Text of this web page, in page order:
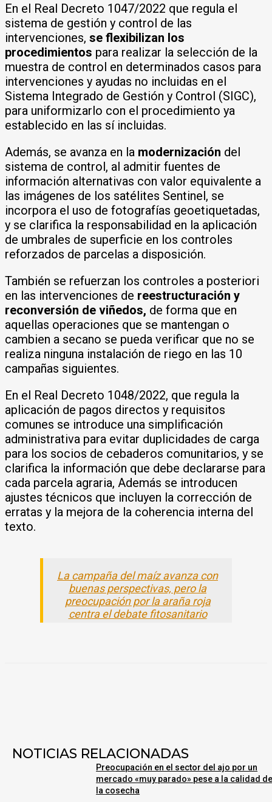
En el Real Decreto 1047/2022 que regula el
sistema de gestión y control de las
intervenciones, se flexibilizan los
procedimientos para realizar la selección de la
muestra de control en determinados casos para
intervenciones y ayudas no incluidas en el
Sistema Integrado de Gestión y Control (SIGC),
para uniformizarlo con el procedimiento ya
establecido en las sí incluidas.
Además, se avanza en la modernización del
sistema de control, al admitir fuentes de
información alternativas con valor equivalente a
las imágenes de los satélites Sentinel, se
incorpora el uso de fotografías geoetiquetadas,
y se clarifica la responsabilidad en la aplicación
de umbrales de superficie en los controles
reforzados de parcelas a disposición.
También se refuerzan los controles a posteriori
en las intervenciones de reestructuración y
reconversión de viñedos, de forma que en
aquellas operaciones que se mantengan o
cambien a secano se pueda verificar que no se
realiza ninguna instalación de riego en las 10
campañas siguientes.
En el Real Decreto 1048/2022, que regula la
aplicación de pagos directos y requisitos
comunes se introduce una simplificación
administrativa para evitar duplicidades de carga
para los socios de cebaderos comunitarios, y se
clarifica la información que debe declararse para
cada parcela agraria, Además se introducen
ajustes técnicos que incluyen la corrección de
erratas y la mejora de la coherencia interna del
texto.
La campaña del maíz avanza con
buenas perspectivas, pero la
preocupación por la araña roja
centra el debate fitosanitario
NOTICIAS RELACIONADAS
Preocupación en el sector del ajo por un
mercado «muy parado» pese a la calidad
la cosecha